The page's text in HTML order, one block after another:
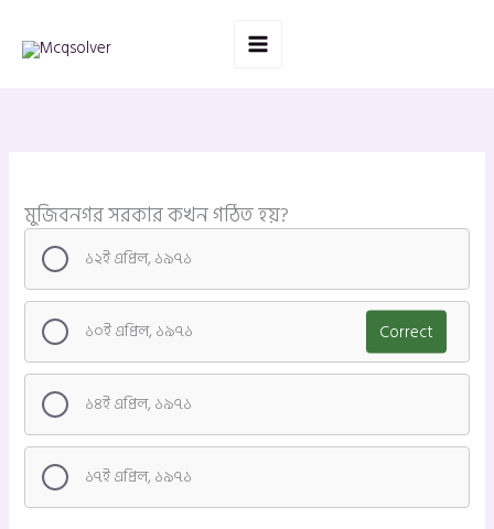
content
মুজিবনগর সরকার কখন গঠিত হয়?
১২ই এপ্রিল, ১৯৭১
১০ই এপ্রিল, ১৯৭১ Correct
১৪ই এপ্রিল, ১৯৭১
১৭ই এপ্রিল, ১৯৭১